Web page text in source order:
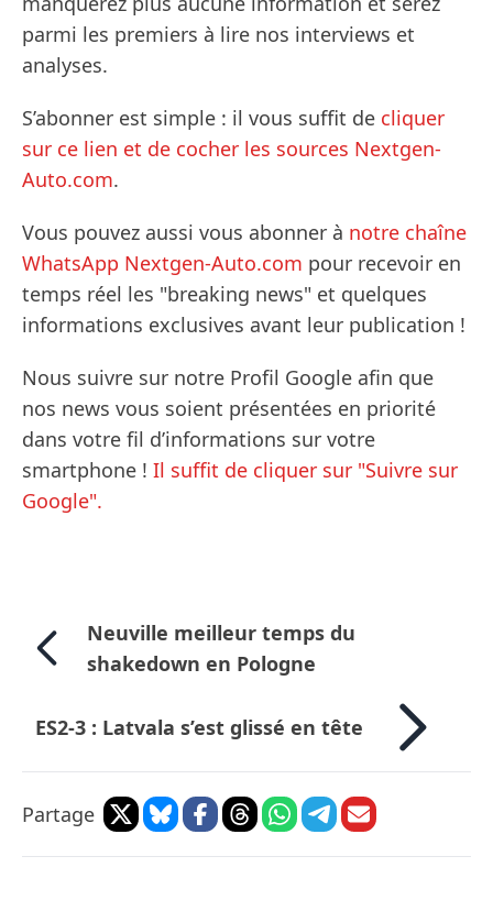
parmi les premiers à lire nos interviews et
analyses.
S’abonner est simple : il vous suffit de cliquer
sur ce lien et de cocher les sources Nextgen-
Auto.com.
Vous pouvez aussi vous abonner à notre chaîne
WhatsApp Nextgen-Auto.com pour recevoir en
temps réel les "breaking news" et quelques
informations exclusives avant leur publication !
Nous suivre sur notre Profil Google afin que
nos news vous soient présentées en priorité
dans votre fil d’informations sur votre
smartphone ! Il suffit de cliquer sur "Suivre sur
Google".
Neuville meilleur temps du
shakedown en Pologne
ES2-3 : Latvala s’est glissé en tête
Partage